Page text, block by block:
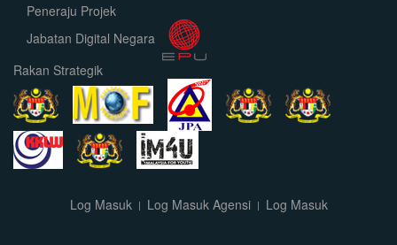
Peneraju Projek
Jabatan Digital Negara
Rakan Strategik
Log Masuk Log Masuk Agensi Log Masuk